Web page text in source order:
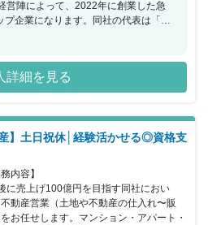
営陣によって、2022年に創業した急
プ企業になります。同社の代表は「不
違和感を感じ不動産業界に参入を図
トコミュニティ「アウトレット不動
業・成長加速サポートコミュニティの
も新しいサービスを手掛けることで、
に400名以上の有料コミュニティがあ
えるなど驚異的な成長率を実現してい
大化を掲げており、将来的に経営の
を募っています。将来の幹部候補とし
立3年で企業価値100億円を目指してい
で目指して頂ける方を歓迎していま
詳細を見る
】土日祝休│経験活かせる◎資格支
務内容】
に売上げ100億円を目指す同社におい
動産営業（土地や不動産の仕入れ〜販
お任せします。マンション・アパート・